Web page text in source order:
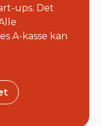
ups. Det
A-kasse kan